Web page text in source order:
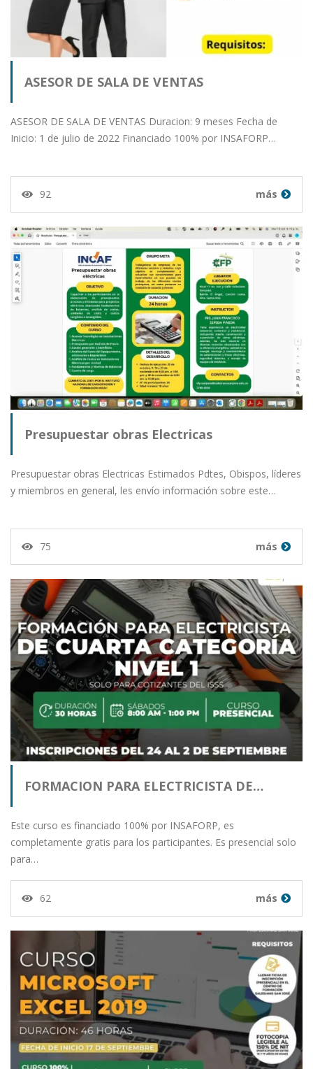
ASESOR DE SALA DE VENTAS
ASESOR DE SALA DE VENTAS Duracion: 9 meses Fecha de
Inicio: 1 de julio de 2022 Financiado 100% por INSAFORP…
92 más
Presupuestar obras Electricas
Presupuestar obras Electricas Estimados Pdtes, Obispos, líderes
y miembros en general, les envío información sobre este…
75 más
FORMACION PARA ELECTRICISTA DE…
Este curso es financiado 100% por INSAFORP, es
completamente gratis para los participantes. Es presencial solo
para…
62 más